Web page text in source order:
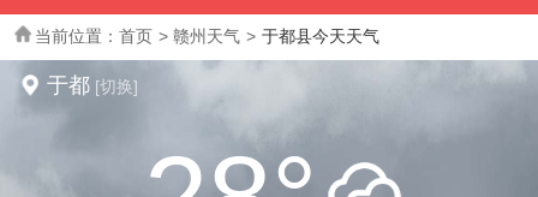
当前位置： 首页 > 赣州天气 > 于都县今天天气
于都 [切换]